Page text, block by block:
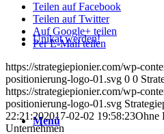
Unikat werden!
Menü
Teilen auf Facebook
Teilen auf Twitter
Auf Google+ teilen
Per E-Mail teilen
https://strategiepionier.com/wp-
positionierung-logo-01.svg 0 0
https://strategiepionier.com/wp-
positionierung-logo-01.svg
22:21:202017-02-02 19:58:23Ohne
Unternehmen